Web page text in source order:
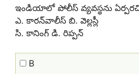
ఇండియాలో పోలీస్‌ వ్యవస్థను
ఎ. కారన్‌వాలీస్‌ బి. వెల్లస్లీ
సి. కానింగ్‌ డి. రిప్పన్‌
B